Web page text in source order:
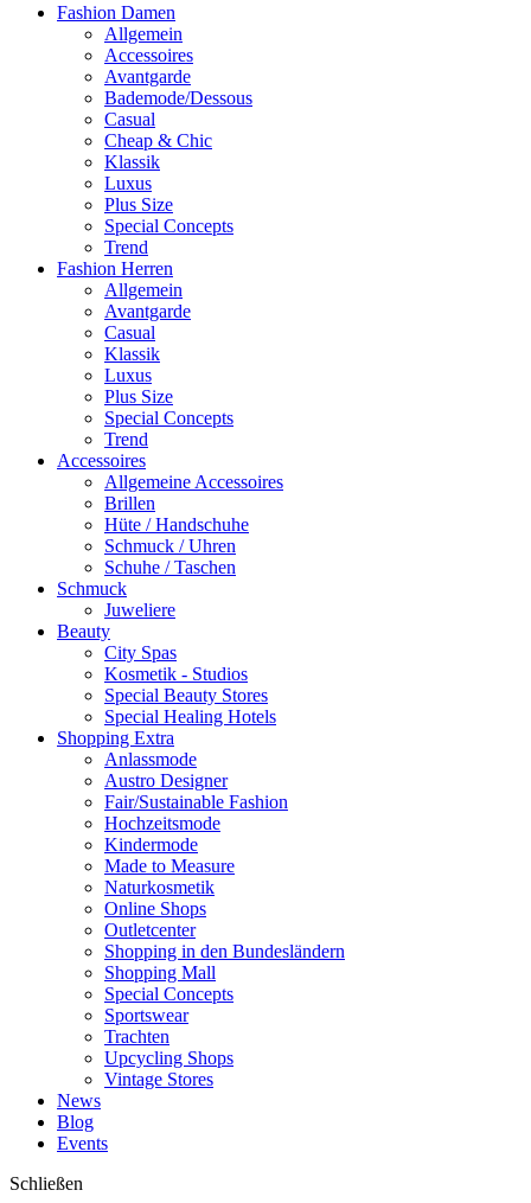
Fashion Damen
Allgemein
Accessoires
Avantgarde
Bademode/Dessous
Casual
Cheap & Chic
Klassik
Luxus
Plus Size
Special Concepts
Trend
Fashion Herren
Allgemein
Avantgarde
Casual
Klassik
Luxus
Plus Size
Special Concepts
Trend
Accessoires
Allgemeine Accessoires
Brillen
Hüte / Handschuhe
Schmuck / Uhren
Schuhe / Taschen
Schmuck
Juweliere
Beauty
City Spas
Kosmetik - Studios
Special Beauty Stores
Special Healing Hotels
Shopping Extra
Anlassmode
Austro Designer
Fair/Sustainable Fashion
Hochzeitsmode
Kindermode
Made to Measure
Naturkosmetik
Online Shops
Outletcenter
Shopping in den Bundesländern
Shopping Mall
Special Concepts
Sportswear
Trachten
Upcycling Shops
Vintage Stores
News
Blog
Events
Schließen